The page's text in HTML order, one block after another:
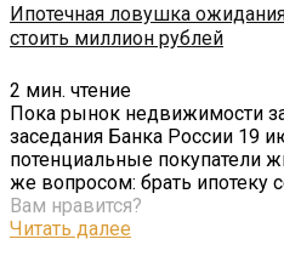
Ипотечная ловушка
стоить миллион рублей
2 мин. чтение
Пока рынок недвижимости
заседания Банка России 19
потенциальные покупатели
же вопросом: брать ипотеку
Вам нравится?
Читать далее